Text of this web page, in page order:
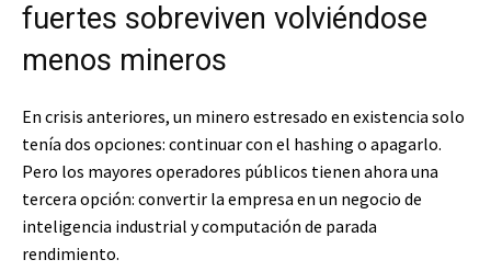
fuertes sobreviven volviéndose
menos mineros
En crisis anteriores, un minero estresado en existencia solo
tenía dos opciones: continuar con el hashing o apagarlo.
Pero los mayores operadores públicos tienen ahora una
tercera opción: convertir la empresa en un negocio de
inteligencia industrial y computación de parada
rendimiento.